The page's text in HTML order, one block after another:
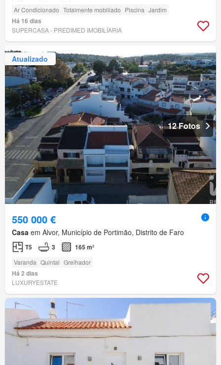
Ar Condicionado Totalmente mobiliado Piscina Jardim
Há 16 dias
SUPERCASA - PREDIMED IMOBILÍARIA
Atualizado
12 Fotos
550 000 €
Casa em Alvor, Município de Portimão, Distrito de Faro
T5 3 165 m²
Varanda Quintal Grelhador
Há 2 dias
LUXURYESTATE